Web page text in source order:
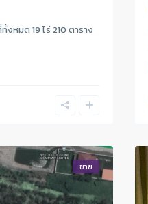
งหมด 19 ไร่ 210 ตาราง
ขาย